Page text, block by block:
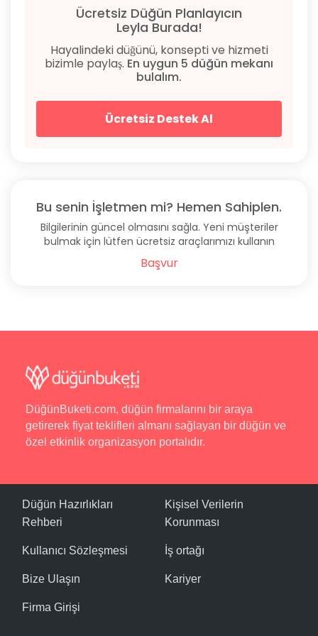
yürüme mesafesinde yer alıyor. Bodrum Havaalanı’na
32 dakikalık sürüş mesafesinde bulunuyor. Otelin
otopark ve araç kiralama hizmetinden
yararlanabilirsiniz. Otelin açık adresi aşağıdadır: Bitez
Mah. Çökertme Cd. No: 18 Bodrum/Muğla
Sıkça Sorulan Sorular
Konaklama Tipi
Chronos Beach Otel gecelik balayı fiyatı 538 TL'den
başlıyor.
Otele en erken 14.00 ve sonrasında giriş yapılabiliyor.
Yeme - İçme
veriliyor.
Araç Kiralama, Bar, Kablosuz İnternet, Otopark,
Resepsiyon Hizmeti, Transfer Hizmeti, Telefon.
Açık Havuz, Animasyon, Dart, Masa Tenisi.
Plaj
Açık Havuz, Çocuk Havuzu, Özel Plaj, Plaj Havlusu,
Şemsiye, Şezlong.
Chronos Beach Otel bünyesinde balayı hizmeti
Ücretsiz Düğün Planlayıcın
Leyla Burada!
Hayalindeki düğünü, konsepti ve hizmeti
bizimle paylaş. En uygun 5 düğün mekanı
bulalım.
Ücretsiz Destek Al
Bu senin İşletmen mi? Hemen Sahiplen.
Bilgilerinin güncel olmasını sağla. Yeni müşteriler
bulmak için lütfen ücretsiz araçlarımızı kullanın
Başvur
DüğünBuketi.com, düğün firmalarını bir araya
getirerek fiyat teklifleri almanı sağlayan bir düğün ve
özel etkinlik organizasyon portalıdır.
Düğün Hazırlıkları
Rehberi
Kullanıcı Sözleşmesi
Bize Ulaşın
Firma Girişi
Kişisel Verilerin
Korunması
İş ortağı
Kariyer